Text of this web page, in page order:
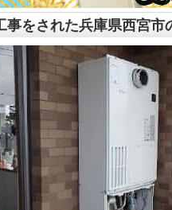
事をされた兵庫県西宮市